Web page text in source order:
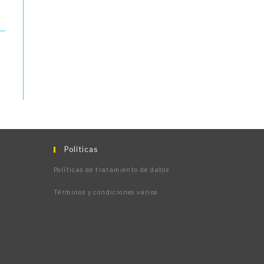
Políticas
Políticas de tratamiento de datos
Términos y condiciones varios